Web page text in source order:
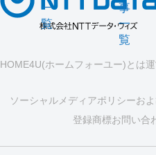
一
覧
事
一
覧
HOME4U(ホームフォーユー)とは
ソーシャルメディアポリシーお
登録商標お問い合